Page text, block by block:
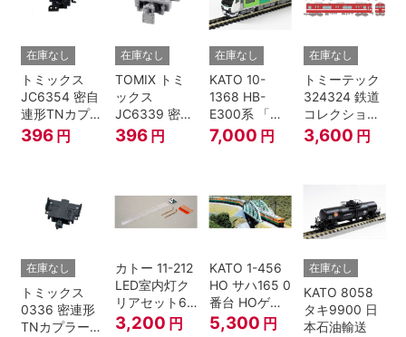
在庫なし
トミックス
JC6354 密自
連形TNカプラ
ーSP・黒(キ
ハ52-100用)
396 円
在庫なし
TOMIX トミ
ックス
JC6339 密連
形TNカプラー
(SP・グレ
転台側) 鉄道
模型 Nゲージ
396 円
在庫なし
KATO 10-
1368 HB-
E300系 「リ
ゾートビュー
ふるさと」 2
7,000 円
在庫なし
トミーテック
324324 鉄道
コレクション
名古屋鉄道
6000系 白帯
nゲージ
3,600 円
在庫なし
トミックス
0336 密連形
TNカプラー
カトー 11-212
LED室内灯ク
リアセット6
入 Nゲージ
3,200 円
KATO 1-456
HO サハ165 0
番台 HOゲー
ジ
5,300 円
在庫なし
KATO 8058
タキ9900 日
本石油輸送